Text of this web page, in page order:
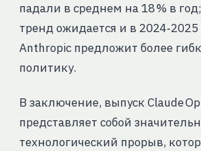
падали в среднем на 18 % в
тренд ожидается и в 2024‑2025
Anthropic предложит более
политику.
В заключение, выпуск Claude
представляет собой
технологический прорыв,